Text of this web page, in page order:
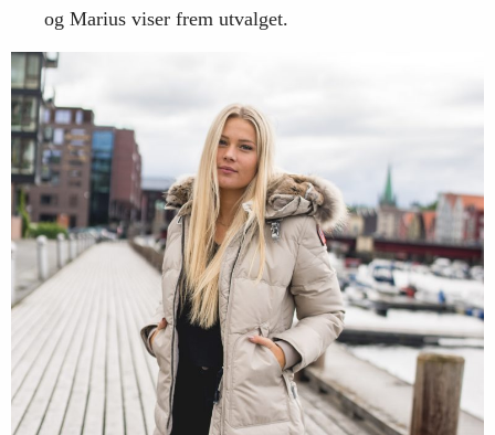
og Marius viser frem utvalget.